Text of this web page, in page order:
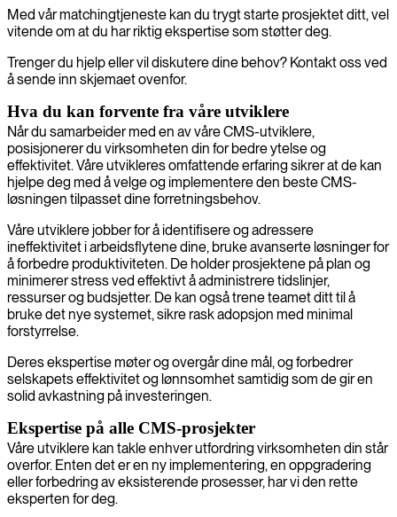
Med vår matchingtjeneste kan du trygt starte prosjektet ditt, vel
vitende om at du har riktig ekspertise som støtter deg.
Trenger du hjelp eller vil diskutere dine behov? Kontakt oss ved
å sende inn skjemaet ovenfor.
Hva du kan forvente fra våre utviklere
Når du samarbeider med en av våre CMS-utviklere,
posisjonerer du virksomheten din for bedre ytelse og
effektivitet. Våre utvikleres omfattende erfaring sikrer at de kan
hjelpe deg med å velge og implementere den beste CMS-
løsningen tilpasset dine forretningsbehov.
Våre utviklere jobber for å identifisere og adressere
ineffektivitet i arbeidsflytene dine, bruke avanserte løsninger for
å forbedre produktiviteten. De holder prosjektene på plan og
minimerer stress ved effektivt å administrere tidslinjer,
ressurser og budsjetter. De kan også trene teamet ditt til å
bruke det nye systemet, sikre rask adopsjon med minimal
forstyrrelse.
Deres ekspertise møter og overgår dine mål, og forbedrer
selskapets effektivitet og lønnsomhet samtidig som de gir en
solid avkastning på investeringen.
Ekspertise på alle CMS-prosjekter
Våre utviklere kan takle enhver utfordring virksomheten din står
overfor. Enten det er en ny implementering, en oppgradering
eller forbedring av eksisterende prosesser, har vi den rette
eksperten for deg.